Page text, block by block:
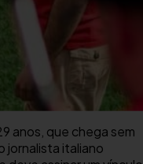
anos, que chega sem
jornalista italiano